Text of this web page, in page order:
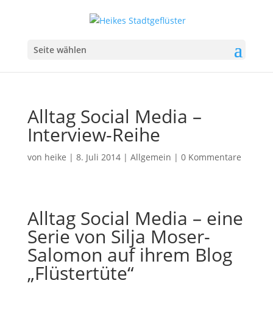
Seite wählen
Alltag Social Media –
Interview-Reihe
von heike | 8. Juli 2014| Allgemein | 0 Kommentare
Alltag Social Media – eine
Serie von Silja Moser-
Salomon auf ihrem Blog
„Flüstertüte“